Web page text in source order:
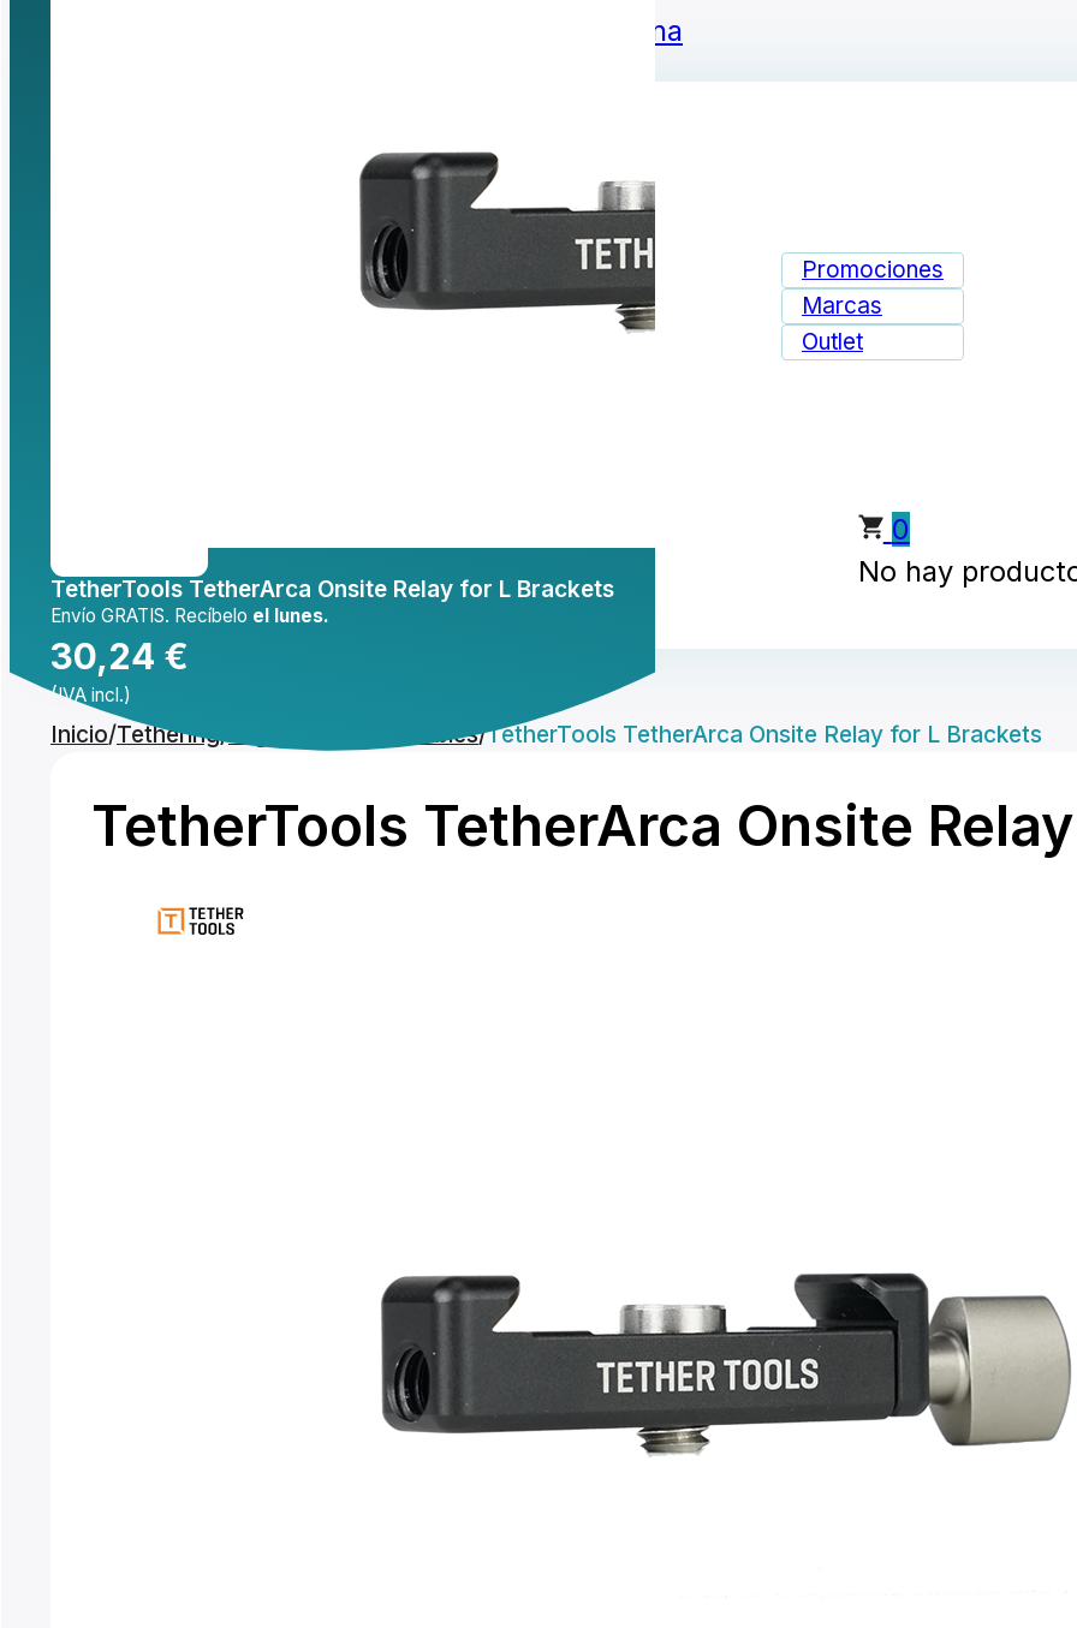
Saltar al pie de página
Promociones
Marcas
Outlet
Mi cuenta
0
No hay
TetherTools TetherArca Onsite Relay for L Brackets
Envío GRATIS. Recíbelo el lunes.
30,24 €
(IVA incl.)
Comprar
Inicio/Tethering/ Organización de cables/TetherTools TetherArca Onsite Relay for L Brackets
TetherTools TetherArca Onsite